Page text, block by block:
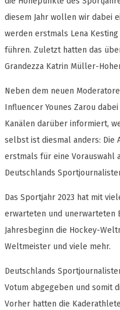
diesem Jahr wollen wir dabei
werden erstmals Lena
führen. Zuletzt hatten das
Grandezza Katrin Müller-
Neben dem neuen
Influencer Younes Zarou
Kanälen darüber informiert,
selbst ist diesmal anders: Die
erstmals für eine Vorauswahl
Deutschlands
Das Sportjahr 2023 hat mit
erwarteten und unerwarteten
Jahresbeginn die Hockey-
Weltmeister und viele mehr.
Deutschlands
Votum abgegeben und somit
Vorher hatten die